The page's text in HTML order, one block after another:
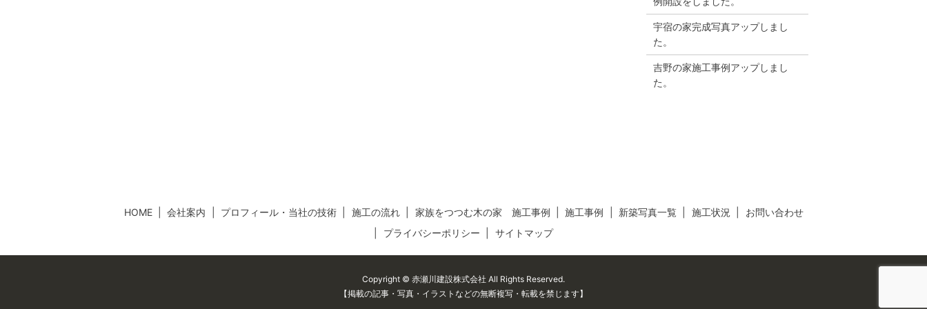
宇宿の家完成写真アップしまし
た。
吉野の家施工事例アップしまし
た。
HOME 会社案内 プロフィール・当社の技術 施工の流れ 家族をつつむ木の家 施工事例 施工事例 新築写真一覧 施工状況
お問い合わせ
プライバシーポリシー
サイトマップ
Copyright © 赤瀬川建設株式会社 All Rights Reserved.
【掲載の記事・写真・イラストなどの無断複写・転載を禁じます】